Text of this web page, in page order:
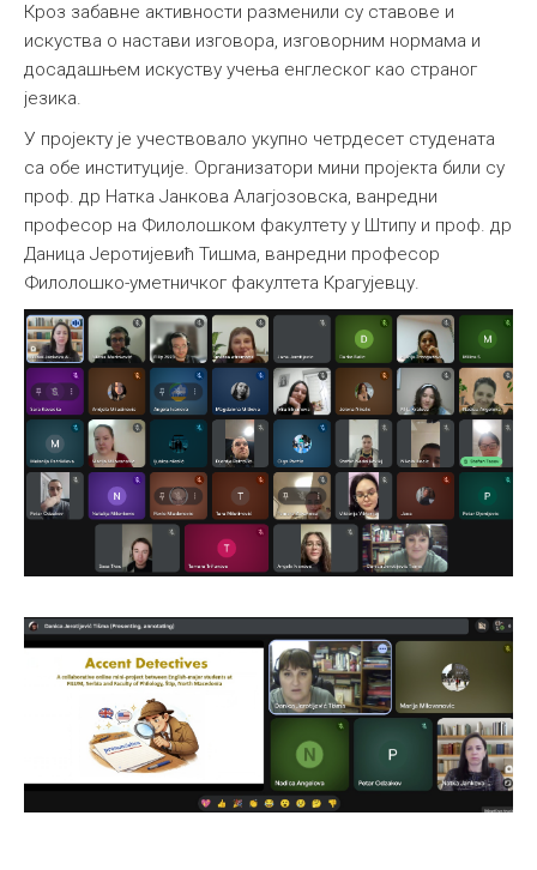
Кроз забавне активности разменили су ставове и
искуства о настави изговора, изговорним нормама и
досадашњем искуству учења енглеског као страног
језика.
У пројекту је учествовало укупно четрдесет студената
са обе институције. Организатори мини пројекта били су
проф. др Натка Јанкова Алагјозовска, ванредни
професор на Филолошком факултету у Штипу и проф. др
Даница Јеротијевић Тишма, ванредни професор
Филолошко-уметничког факултета Крагујевцу.